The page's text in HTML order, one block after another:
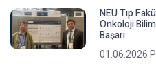
NEÜ Tıp
Onkoloji Bilim
Başarı
01.06.2026